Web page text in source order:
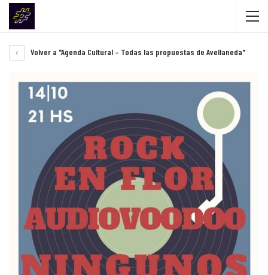
Volver a "Agenda Cultural – Todas las propuestas de Avellaneda"